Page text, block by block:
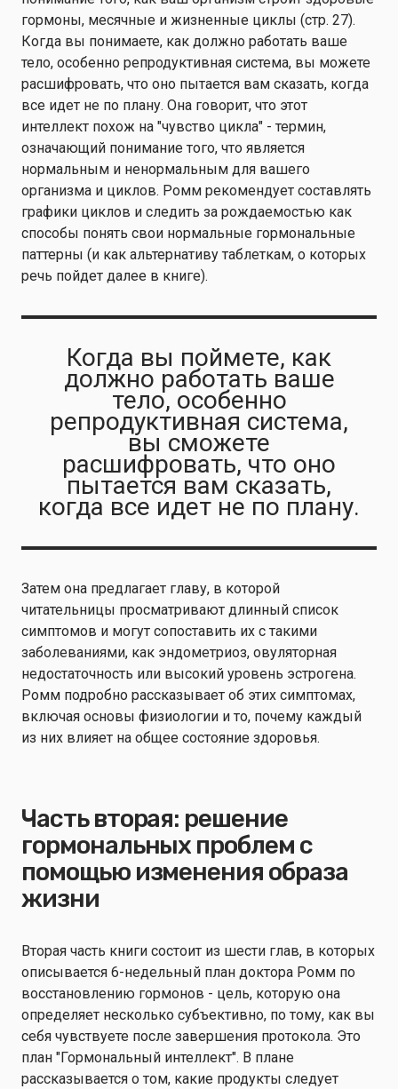
гормоны, месячные и жизненные циклы (стр. 27).
Когда вы понимаете, как должно работать ваше
тело, особенно репродуктивная система, вы можете
расшифровать, что оно пытается вам сказать, когда
все идет не по плану. Она говорит, что этот
интеллект похож на "чувство цикла" - термин,
означающий понимание того, что является
нормальным и ненормальным для вашего
организма и циклов. Ромм рекомендует составлять
графики циклов и следить за рождаемостью как
способы понять свои нормальные гормональные
паттерны (и как альтернативу таблеткам, о которых
речь пойдет далее в книге).
Когда вы поймете, как
должно работать ваше
тело, особенно
репродуктивная система,
вы сможете
расшифровать, что оно
пытается вам сказать,
когда все идет не по плану.
Затем она предлагает главу, в которой
читательницы просматривают длинный список
симптомов и могут сопоставить их с такими
заболеваниями, как эндометриоз, овуляторная
недостаточность или высокий уровень эстрогена.
Ромм подробно рассказывает об этих симптомах,
включая основы физиологии и то, почему каждый
из них влияет на общее состояние здоровья.
Часть вторая: решение
гормональных проблем с
помощью изменения образа
жизни
Вторая часть книги состоит из шести глав, в которых
описывается 6-недельный план доктора Ромм по
восстановлению гормонов - цель, которую она
определяет несколько субъективно, по тому, как вы
себя чувствуете после завершения протокола. Это
план "Гормональный интеллект". В плане
рассказывается о том, какие продукты следует